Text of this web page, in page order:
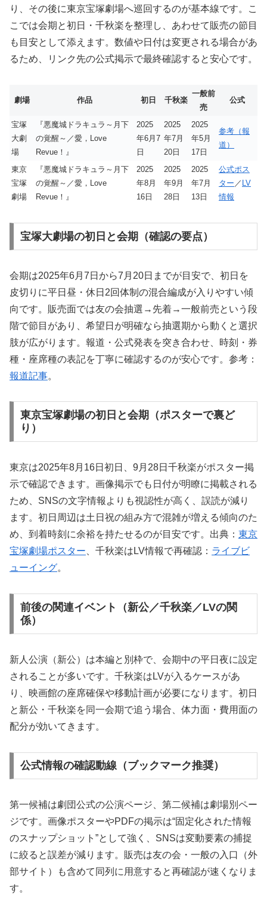
り、その後に東京宝塚劇場へ巡回するのが基本線です。こ
こでは会期と初日・千秋楽を整理し、あわせて販売の節目
も目安として添えます。数値や日付は変更される場合があ
るため、リンク先の公式掲示で最終確認すると安心です。
劇場 作品 初日 千秋楽
一般前
売
公式
宝塚
大劇
場
『悪魔城ドラキュラ～月下
の覚醒～／愛，Love
Revue！』
2025
年6月7
日
2025
年7月
20日
2025
年5月
17日
参考（報
道）
東京
宝塚
劇場
『悪魔城ドラキュラ～月下
の覚醒～／愛，Love
Revue！』
2025
年8月
16日
2025
年9月
28日
2025
年7月
13日
公式ポス
ター ／ LV
情報
宝塚大劇場の初日と会期（確認の要点）
会期は2025年6月7日から7月20日までが目安で、初日を
皮切りに平日昼・休日2回体制の混合編成が入りやすい傾
向です。販売面では友の会抽選→先着→一般前売という段
階で節目があり、希望日が明確なら抽選期から動くと選択
肢が広がります。報道・公式発表を突き合わせ、時刻・券
種・座席種の表記を丁寧に確認するのが安心です。参考：
報道記事。
東京宝塚劇場の初日と会期（ポスターで裏ど
り）
東京は2025年8月16日初日、9月28日千秋楽がポスター掲
示で確認できます。画像掲示でも日付が明瞭に掲載される
ため、SNSの文字情報よりも視認性が高く、誤読が減り
ます。初日周辺は土日祝の組み方で混雑が増える傾向のた
め、到着時刻に余裕を持たせるのが目安です。出典： 東京
宝塚劇場ポスター 、千秋楽はLV情報で再確認： ライブビ
ューイング。
前後の関連イベント（新公／千秋楽／LVの関
係）
新人公演（新公）は本編と別枠で、会期中の平日夜に設定
されることが多いです。千秋楽はLVが入るケースがあ
り、映画館の座席確保や移動計画が必要になります。初日
と新公・千秋楽を同一会期で追う場合、体力面・費用面の
配分が効いてきます。
公式情報の確認動線（ブックマーク推奨）
第一候補は劇団公式の公演ページ、第二候補は劇場別ペー
ジです。画像ポスターやPDFの掲示は“固定化された情報
のスナップショット”として強く、SNSは変動要素の捕捉
に絞ると誤差が減ります。販売は友の会・一般の入口（外
部サイト）も含めて同列に用意すると再確認が速くなりま
す。